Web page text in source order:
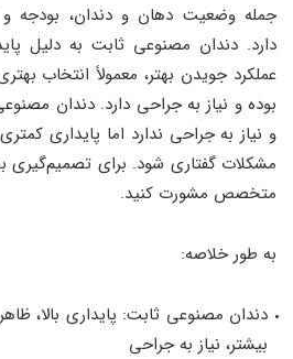
جمله وضعیت دهان و دندان،
دارد. دندان مصنوعی ثابت به دلیل
عملکرد جویدن بهتر، معمولاً انتخاب
بوده و نیاز به جراحی دارد. دندان
و نیاز به جراحی ندارد اما پایداری
مشکلات گفتاری شود. برای تصمیم‌گیری
متخصص مشورت کنید.
به طور خلاصه:
دندان مصنوعی ثابت: پایداری بالا،
بیشتر، نیاز به جراحی